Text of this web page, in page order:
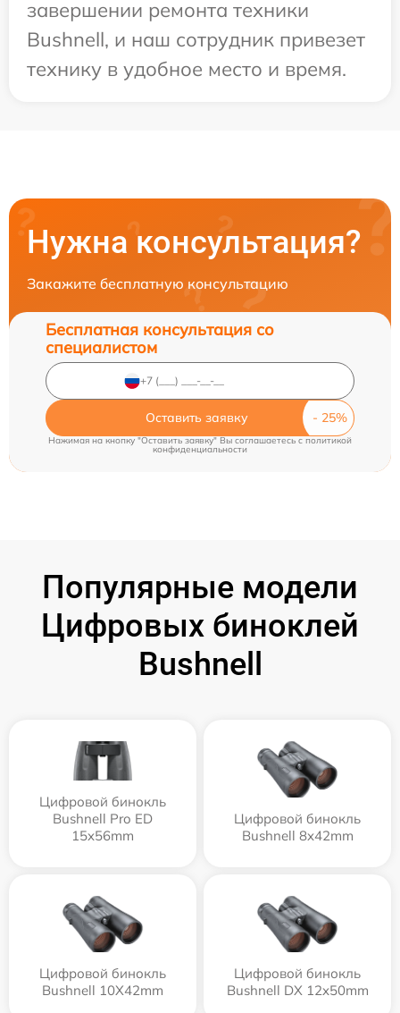
завершении ремонта техники
Bushnell, и наш сотрудник привезет
технику в удобное место и время.
Нужна консультация?
Закажите бесплатную консультацию
Бесплатная консультация со
специалистом
Оставить заявку
Нажимая на кнопку "Оставить заявку" Вы соглашаетесь cполитикой
конфиденциальности
Популярные модели
Цифровых биноклей
Bushnell
Цифровой бинокль
Bushnell Pro ED
15x56mm
Цифровой бинокль
Bushnell 8x42mm
Цифровой бинокль
Bushnell 10X42mm
Цифровой бинокль
Bushnell DX 12x50mm